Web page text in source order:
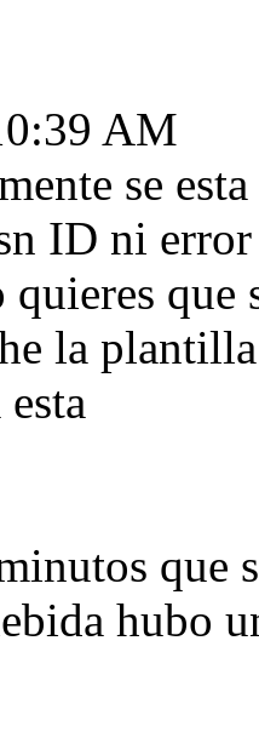
AM
se
ID ni
quieres
la
que
hubo